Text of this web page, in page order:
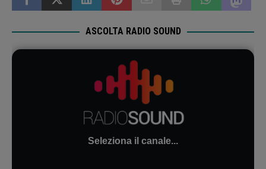
ASCOLTA RADIO SOUND
Seleziona il canale...